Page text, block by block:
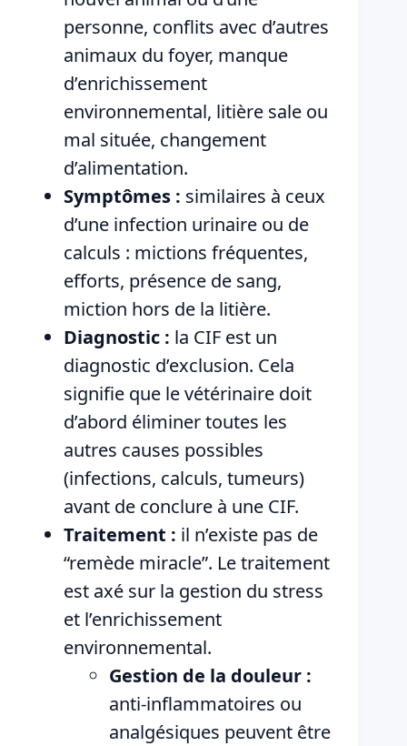
personne, conflits avec d’autres
animaux du foyer, manque
d’enrichissement
environnemental, litière sale ou
mal située, changement
d’alimentation.
Symptômes : similaires à ceux
d’une infection urinaire ou de
calculs : mictions fréquentes,
efforts, présence de sang,
miction hors de la litière.
Diagnostic : la CIF est un
diagnostic d’exclusion. Cela
signifie que le vétérinaire doit
d’abord éliminer toutes les
autres causes possibles
(infections, calculs, tumeurs)
avant de conclure à une CIF.
Traitement : il n’existe pas de
“remède miracle”. Le traitement
est axé sur la gestion du stress
et l’enrichissement
environnemental.
Gestion de la douleur :
anti-inflammatoires ou
analgésiques peuvent être